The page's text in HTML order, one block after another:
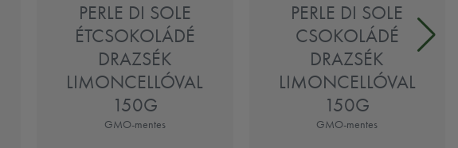
PERLE DI SOLE
ÉTCSOKOLÁDÉ
DRAZSÉK
LIMONCELLÓVAL
150G
GMO-mentes
PERLE DI SOLE
CSOKOLÁDÉ
DRAZSÉK
LIMONCELLÓVAL
150G
GMO-mentes